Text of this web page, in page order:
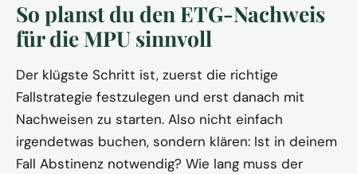
So planst du den ETG-Nachweis
für die MPU sinnvoll
Der klügste Schritt ist, zuerst die richtige
Fallstrategie festzulegen und erst danach mit
Nachweisen zu starten. Also nicht einfach
irgendetwas buchen, sondern klären: Ist in deinem
Fall Abstinenz notwendig? Wie lang muss der